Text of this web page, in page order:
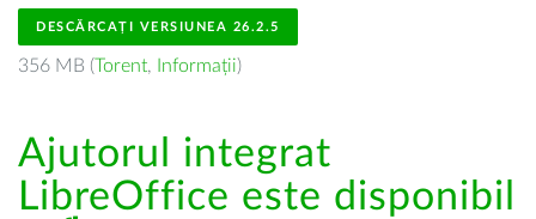
DESCĂRCAȚI VERSIUNEA 26.2.5
356 MB (Torent, Informații)
Ajutorul integrat
LibreOffice este disponibil